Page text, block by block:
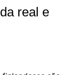
real e